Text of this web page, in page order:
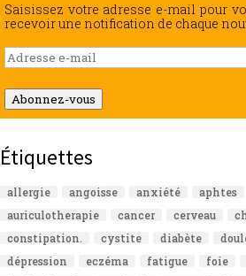
Saisissez votre adresse e-mail pour
recevoir une notification de chaque
Adresse
e-
mail
Abonnez-vous
Étiquettes
allergie angoisse anxiété aphtes
auriculotherapie
cancer cerveau
constipation.
cystite diabète
dépression
eczéma fatigue foie